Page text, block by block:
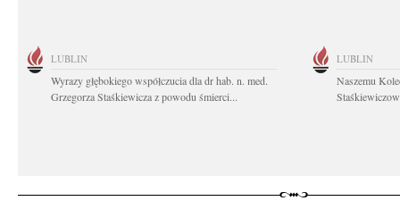
LUBLIN
Wyrazy głębokiego współczucia dla dr hab. n. med.
Grzegorza Staśkiewicza z powodu śmierci...
LUBLIN
Naszemu